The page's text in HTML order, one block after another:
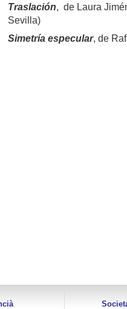
Traslación, de Laura
Sevilla)
Simetría especular, de